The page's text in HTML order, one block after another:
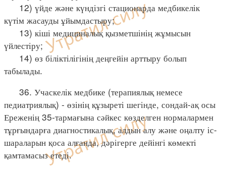
12) үйде және күндізгі стационарда медбикелік
күтім жасауды ұйымдастыру;
13) кіші медициналық қызметшінің жұмысын
үйлестіру;
14) өз біліктілігінің деңгейін арттыру болып
табылады.
36. Учаскелік медбике (терапиялық немесе
педиатриялық) - өзінің құзыреті шегінде, сондай-ақ осы
Ереженің 35-тармағына сәйкес көзделген нормалармен
тұрғындарға диагностикалық, алдын алу және оңалту іс-
шараларын қоса алғанда, дәрігерге дейінгі көмекті
қамтамасыз етеді.